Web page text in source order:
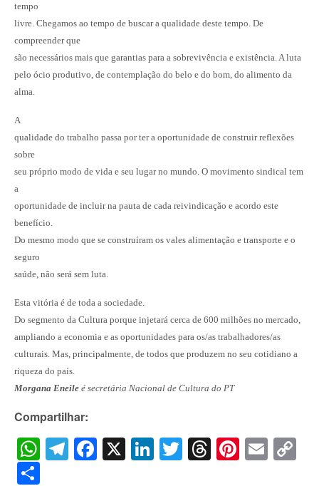
tempo
livre. Chegamos ao tempo de buscar a qualidade deste tempo. De
compreender que
são necessários mais que garantias para a sobrevivência e existência. A luta
pelo ócio produtivo, de contemplação do belo e do bom, do alimento da
alma.
A
qualidade do trabalho passa por ter a oportunidade de construir reflexões
sobre
seu próprio modo de vida e seu lugar no mundo. O movimento sindical tem
a
oportunidade de incluir na pauta de cada reivindicação e acordo este
benefício.
Do mesmo modo que se construíram os vales alimentação e transporte e o
seguro
saúde, não será sem luta.
Esta vitória é de toda a sociedade.
Do segmento da Cultura porque injetará cerca de 600 milhões no mercado,
ampliando a economia e as oportunidades para os/as trabalhadores/as
culturais. Mas, principalmente, de todos que produzem no seu cotidiano a
riqueza do país.
Morgana Eneile é secretária Nacional de Cultura do PT
Compartilhar:
WhatsApp
Telegram
Facebook
X LinkedIn
Twitter
Threads